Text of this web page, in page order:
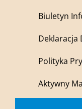
Biuletyn
Deklaracja
Polityka
Aktywny